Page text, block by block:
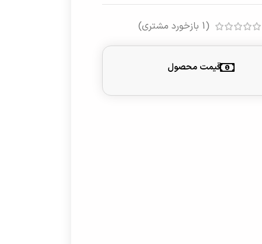
(
1 بازخورد مشتری)
قیمت محصول